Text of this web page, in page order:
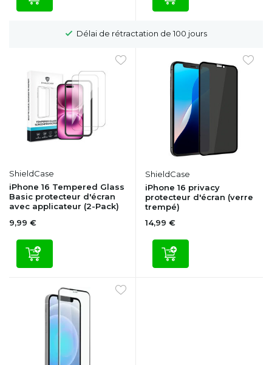
Délai de rétractation de 100 jours
ShieldCase
iPhone 16 Tempered Glass
Basic protecteur d'écran
avec applicateur (2-Pack)
9,99 €
ShieldCase
iPhone 16 privacy
protecteur d'écran (verre
trempé)
14,99 €